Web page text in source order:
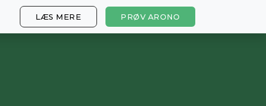
LÆS MERE PRØV ARONO